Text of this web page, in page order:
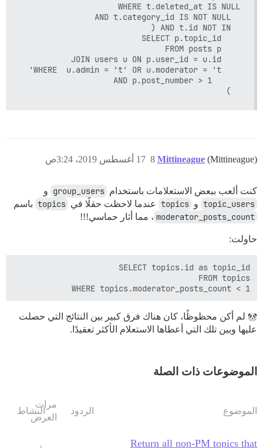
  )
Mittineague (Mittineague) 17 أغسطس 2019، 3:24ص 8
كنت ألعب ببعض الاستعلامات باستخدام group_users و
topic_users و topics عندما لاحظت حقلًا في topics باسم
moderator_posts_count ، مما أثار حماسي!!!
حاولت:
WHERE topics.moderator_posts_count < 1
لم أكن محظوظًا، كان هناك فرق كبير بين النتائج التي حصلت
عليها وبين تلك التي أعطاها الاستعلام الأكثر تعقيدًا.
الموضوعات ذات الصلة
الموضوع الردود
مرات
العرض
النشاط
Return all non-PM topics that